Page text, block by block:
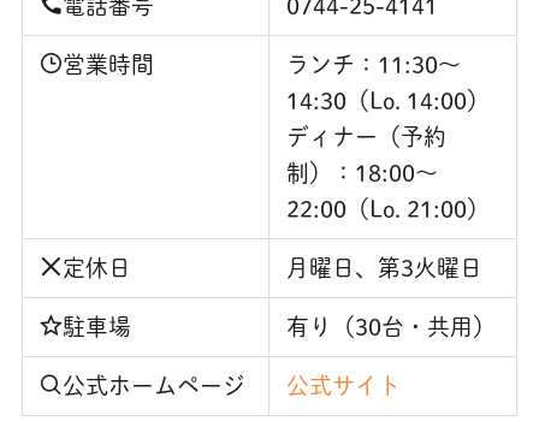
電話番号 0744-25-4141
営業時間
ランチ：11:30〜
14:30（Lo. 14:00）
ディナー（予約
制）：18:00～
22:00（Lo. 21:00）
定休日 月曜日、第3火曜日
駐車場 有り（30台・共用）
公式ホームページ 公式サイト